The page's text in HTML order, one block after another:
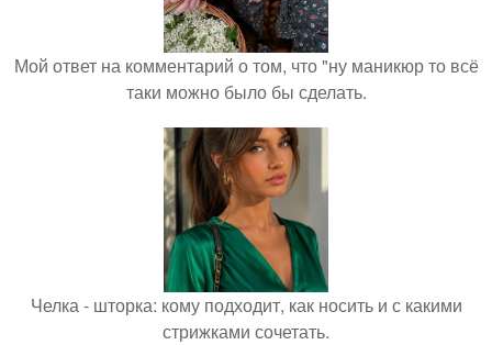
Мой ответ на комментарий о том, что "ну маникюр то всё
таки можно было бы сделать.
Челка - шторка: кому подходит, как носить и с какими
стрижками сочетать.